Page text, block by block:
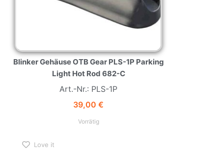
Blinker Gehäuse OTB Gear PLS-1P Parking
Light Hot Rod 682-C
Art.-Nr.: PLS-1P
39,00 €
Vorrätig
Love it